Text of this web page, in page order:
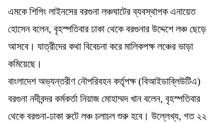
এমকে শিপিং লাইনসের বরগুনা লঞ্চঘাটের ব্যবস্থাপক এনায়েত
হোসেন বলেন, বৃহস্পতিবার ঢাকা থেকে বরগুনার উদ্দেশে লঞ্চ ছেড়ে
আসবে। যাত্রীদের কথা বিবেচনা করে মালিকপক্ষ লঞ্চের ভাড়া
কমিয়েছে।
বাংলাদেশ অভ্যন্তরীণ নৌপরিবহন কর্তৃপক্ষ (বিআইডাব্লিউটিএ)
বরগুনা নদীবন্দর কর্মকর্তা নিয়াজ মোহাম্মদ খান বলেন, বৃহস্পতিবার
থেকে বরগুনা-ঢাকা রুটে লঞ্চ চলাচল শুরু হবে। উল্লেখ্য, গত ২২